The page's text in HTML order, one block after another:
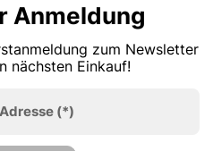
Anmeldung
zum Newsletter
nächsten Einkauf!
(*)